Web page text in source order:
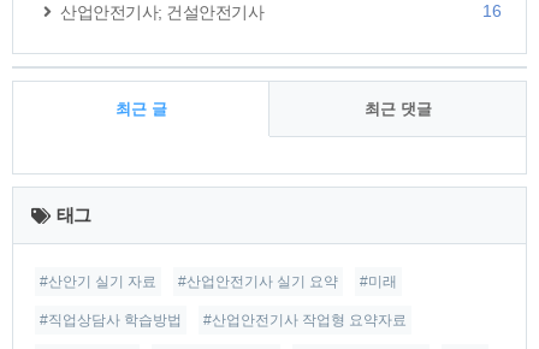
산업안전기사; 건설안전기사
16
최근 글 최근 댓글
최
근
글
태그
#산안기 실기 자료 #산업안전기사 실기 요약 #미래
#직업상담사 학습방법 #산업안전기사 작업형 요약자료